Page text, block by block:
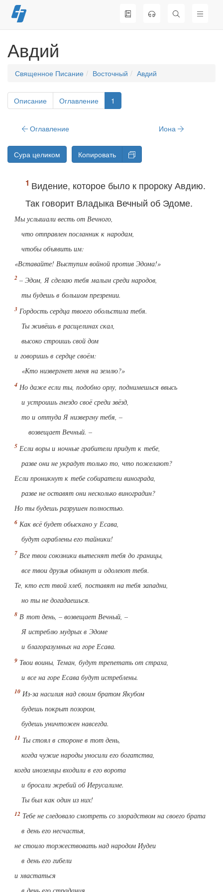
Перейти
к
Авдий
Священное Писание Восточный Авдий
Описание Оглавление 1
Оглавление Иона
Сура целиком Копировать
Видение, которое было к пророку Авдию.
Так говорит Владыка Вечный об Эдоме.
Мы услышали весть от Вечного,
что отправлен посланник к народам,
чтобы объявить им:
«Вставайте! Выступим войной против Эдома!»
– Эдом, Я сделаю тебя малым среди народов,
ты будешь в большом презрении.
Гордость сердца твоего обольстила тебя.
Ты живёшь в расщелинах скал,
высоко строишь свой дом
и говоришь в сердце своём:
«Кто низвергнет меня на землю?»
Но даже если ты, подобно орлу, поднимешься ввысь
и устроишь гнездо своё среди звёзд,
то и оттуда Я низвергну тебя, –
возвещает Вечный. –
Если воры и ночные грабители придут к тебе,
разве они не украдут только то, что пожелают?
Если проникнут к тебе собиратели винограда,
разве не оставят они несколько виноградин?
Но ты будешь разрушен полностью.
Как всё будет обыскано у Есава,
будут ограблены его тайники!
Все твои союзники вытеснят тебя до границы,
все твои друзья обманут и одолеют тебя.
Те, кто ест твой хлеб, поставят на тебя западни,
но ты не догадаешься.
В тот день, – возвещает Вечный, –
Я истреблю мудрых в Эдоме
и благоразумных на горе Есава.
Твои воины, Теман, будут трепетать от страха,
и все на горе Есава будут истреблены.
Из-за насилия над своим братом Якубом
будешь покрыт позором,
будешь уничтожен навсегда.
Ты стоял в стороне в тот день,
когда чужие народы уносили его богатства,
когда иноземцы входили в его ворота
и бросали жребий об Иерусалиме.
Ты был как один из них!
Тебе не следовало смотреть со злорадством на своего брата
в день его несчастья,
не стоило торжествовать над народом Иудеи
в день его гибели
и хвастаться